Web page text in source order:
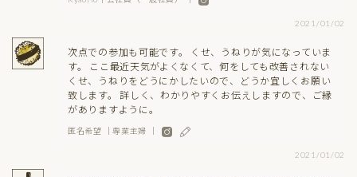
2021/01/02
次点での参加も可能です。 くせ、うねりが気になっていま
す。 ここ最近天気がよくなくて、何をしても改善されない
くせ、うねりをどうにかしたいので、どうか宜しくお願い
致します。 詳しく、わかりやすくお伝えしますので、ご縁
がありますように。
匿名希望 ｜専業主婦 ｜
2021/01/02